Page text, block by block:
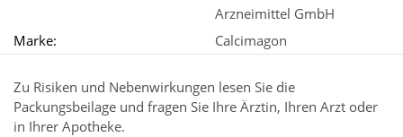
Arzneimittel GmbH
Marke:
Calcimagon
Zu Risiken und Nebenwirkungen lesen Sie die
Packungsbeilage und fragen Sie Ihre Ärztin, Ihren Arzt oder
in Ihrer Apotheke.